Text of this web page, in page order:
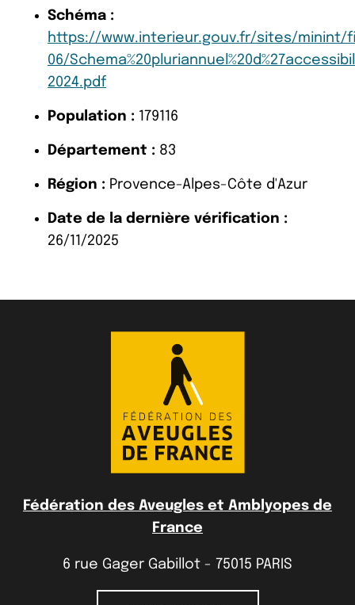
Schéma :
https://www.interieur.gouv.fr/sites/minint/
06/
2024.pdf
Population : 179116
Département : 83
Région : Provence-Alpes-Côte d'Azur
Date de la dernière vérification :
26/11/2025
Fédération des Aveugles et Amblyopes de
France
6 rue Gager Gabillot - 75015 PARIS